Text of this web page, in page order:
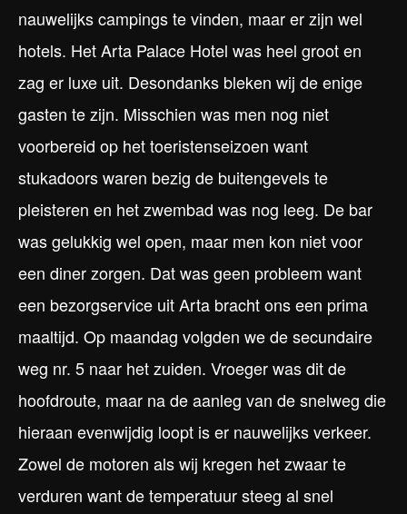
nauwelijks campings te vinden, maar er zijn wel
hotels. Het Arta Palace Hotel was heel groot en
zag er luxe uit. Desondanks bleken wij de enige
gasten te zijn. Misschien was men nog niet
voorbereid op het toeristenseizoen want
stukadoors waren bezig de buitengevels te
pleisteren en het zwembad was nog leeg. De bar
was gelukkig wel open, maar men kon niet voor
een diner zorgen. Dat was geen probleem want
een bezorgservice uit Arta bracht ons een prima
maaltijd. Op maandag volgden we de secundaire
weg nr. 5 naar het zuiden. Vroeger was dit de
hoofdroute, maar na de aanleg van de snelweg die
hieraan evenwijdig loopt is er nauwelijks verkeer.
Zowel de motoren als wij kregen het zwaar te
verduren want de temperatuur steeg al snel